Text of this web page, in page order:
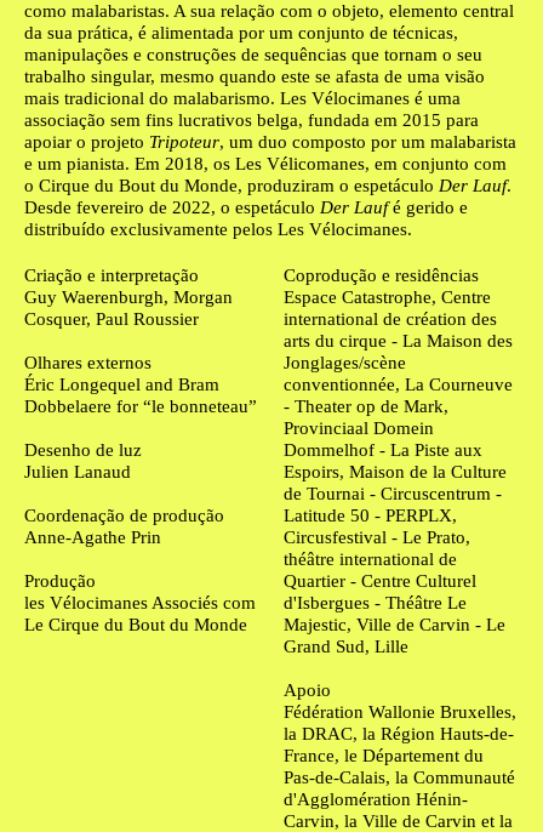
como malabaristas. A sua relação com o objeto, elemento central
da sua prática, é alimentada por um conjunto de técnicas,
manipulações e construções de sequências que tornam o seu
trabalho singular, mesmo quando este se afasta de uma visão
mais tradicional do malabarismo. Les Vélocimanes é uma
associação sem fins lucrativos belga, fundada em 2015 para
apoiar o projeto Tripoteur, um duo composto por um malabarista
e um pianista. Em 2018, os Les Vélicomanes, em conjunto com
o Cirque du Bout du Monde, produziram o espetáculo Der Lauf.
Desde fevereiro de 2022, o espetáculo Der Laufé gerido e
distribuído exclusivamente pelos Les Vélocimanes.
Criação e interpretação
Guy Waerenburgh, Morgan
Cosquer, Paul Roussier
Olhares externos
Éric Longequel and Bram
Dobbelaere for “le bonneteau”
Desenho de luz
Julien Lanaud
Coordenação de produção
Anne-Agathe Prin
Produção
les Vélocimanes Associés com
Le Cirque du Bout du Monde
Coprodução e residências
Espace Catastrophe, Centre
international de création des
arts du cirque - La Maison des
Jonglages/scène
conventionnée, La Courneuve
- Theater op de Mark,
Provinciaal Domein
Dommelhof - La Piste aux
Espoirs, Maison de la Culture
de Tournai - Circuscentrum -
Latitude 50 - PERPLX,
Circusfestival - Le Prato,
théâtre international de
Quartier - Centre Culturel
d'Isbergues - Théâtre Le
Majestic, Ville de Carvin - Le
Grand Sud, Lille
Apoio
Fédération Wallonie Bruxelles,
la DRAC, la Région Hauts-de-
France, le Département du
Pas-de-Calais, la Communauté
d'Agglomération Hénin-
Carvin, la Ville de Carvin et la